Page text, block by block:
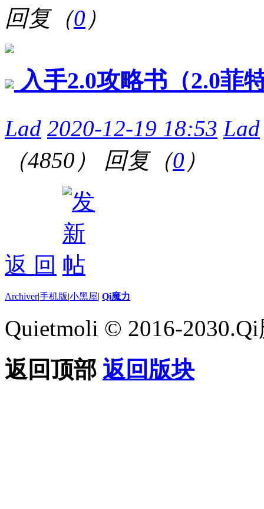
回复（0 ）
入手2.0攻略书（2.0菲
Lad 2020-12-19 18:53 Lad
（4850）
回复（0 ）
返 回
Archiver|手机版|小黑屋| Qi魔力
Quietmoli © 2016-
返回顶部 返回版块